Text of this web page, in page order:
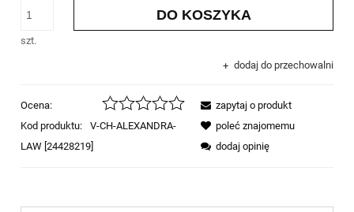
szt.
DO KOSZYKA
dodaj do przechowalni
Ocena:
Kod produktu:
V-CH-ALEXANDRA-
LAW [24428219]
zapytaj o produkt
poleć znajomemu
dodaj opinię